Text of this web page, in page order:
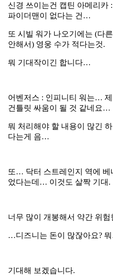
신경 쓰이는건 캡틴 아메리
파이더맨이 없다는 건…
또 시빌 워가 나오기에는 (다
안해서) 영웅 수가 적다는것.
뭐 기대작이긴 합니다…
어벤저스 : 인피니티 워는…
건틀릿 싸움이 될 것 같네요…
뭐 처리해야 할 내용이 많긴
다는게 음…
또… 닥터 스트레인지 역에
었다는데… 이것도 살짝 기대.
너무 많이 개봉해서 약간 위
…디즈니는 돈이 많잖아요?
기대해 보겠습니다.